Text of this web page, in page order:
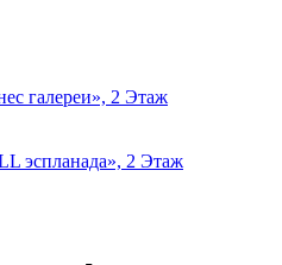
галереи», 2 Этаж
эспланада», 2 Этаж